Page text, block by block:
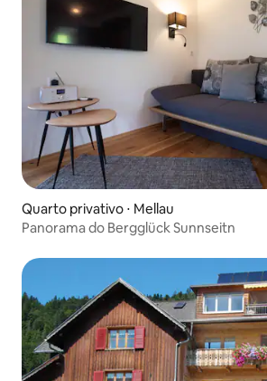
Quarto privativo ⋅ Mellau
Panorama do Bergglück Sunnseitn